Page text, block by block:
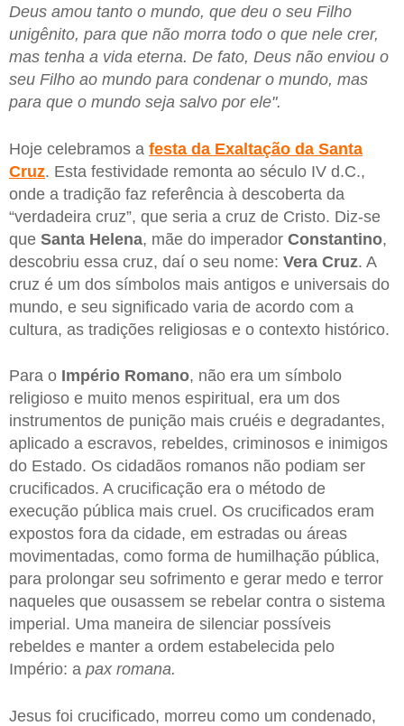
Deus amou tanto o mundo, que deu o seu Filho
unigênito, para que não morra todo o que nele crer,
mas tenha a vida eterna. De fato, Deus não enviou o
seu Filho ao mundo para condenar o mundo, mas
para que o mundo seja salvo por ele".
Hoje celebramos a festa da Exaltação da Santa
Cruz. Esta festividade remonta ao século IV d.C.,
onde a tradição faz referência à descoberta da
“verdadeira cruz”, que seria a cruz de Cristo. Diz-se
que Santa Helena, mãe do imperador Constantino,
descobriu essa cruz, daí o seu nome: Vera Cruz. A
cruz é um dos símbolos mais antigos e universais do
mundo, e seu significado varia de acordo com a
cultura, as tradições religiosas e o contexto histórico.
Para o Império Romano, não era um símbolo
religioso e muito menos espiritual, era um dos
instrumentos de punição mais cruéis e degradantes,
aplicado a escravos, rebeldes, criminosos e inimigos
do Estado. Os cidadãos romanos não podiam ser
crucificados. A crucificação era o método de
execução pública mais cruel. Os crucificados eram
expostos fora da cidade, em estradas ou áreas
movimentadas, como forma de humilhação pública,
para prolongar seu sofrimento e gerar medo e terror
naqueles que ousassem se rebelar contra o sistema
imperial. Uma maneira de silenciar possíveis
rebeldes e manter a ordem estabelecida pelo
Império: a pax romana.
Jesus foi crucificado, morreu como um condenado,